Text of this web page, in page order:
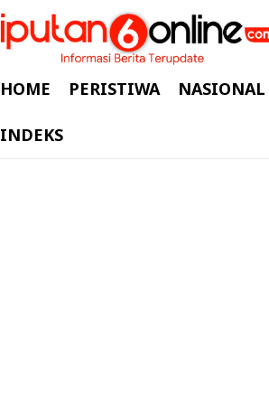
HOME PERISTIWA NASIONAL
INDEKS